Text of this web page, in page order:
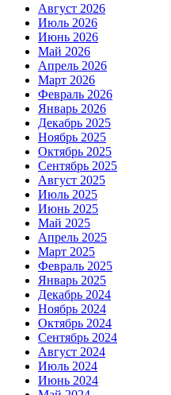
Август 2026
Июль 2026
Июнь 2026
Май 2026
Апрель 2026
Март 2026
Февраль 2026
Январь 2026
Декабрь 2025
Ноябрь 2025
Октябрь 2025
Сентябрь 2025
Август 2025
Июль 2025
Июнь 2025
Май 2025
Апрель 2025
Март 2025
Февраль 2025
Январь 2025
Декабрь 2024
Ноябрь 2024
Октябрь 2024
Сентябрь 2024
Август 2024
Июль 2024
Июнь 2024